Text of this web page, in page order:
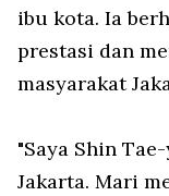
ibu kota. Ia
prestasi dan
masyarakat
"Saya Shin
Jakarta. Mari